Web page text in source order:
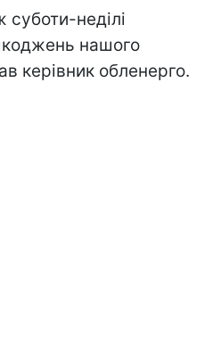
неділі
нашого
керівник обленерго.